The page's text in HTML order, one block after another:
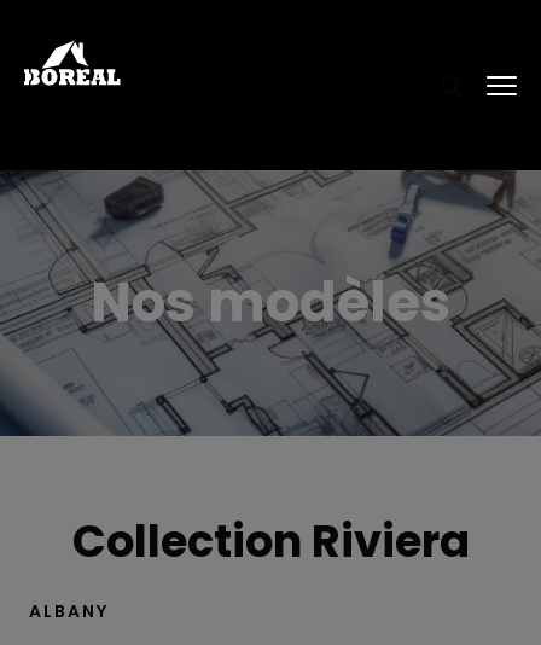
Nos modèles
Collection Riviera
ALBANY